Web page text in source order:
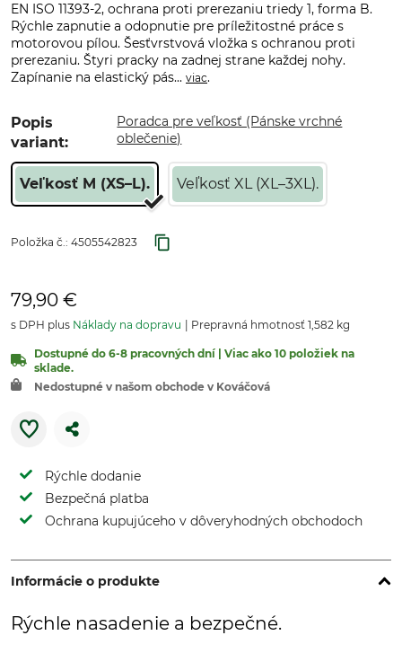
EN ISO 11393-2, ochrana proti prerezaniu triedy 1, forma B.
Rýchle zapnutie a odopnutie pre príležitostné práce s
motorovou pílou. Šesťvrstvová vložka s ochranou proti
prerezaniu. Štyri pracky na zadnej strane každej nohy.
Zapínanie na elastický pás... viac.
Popis
variant:
Poradca pre veľkosť (Pánske vrchné
oblečenie)
Veľkosť M (XS–L). Veľkosť XL (XL–3XL).
Položka č.: 4505542823
79,90 €
s DPH plus Náklady na dopravu Prepravná hmotnosť 1,582 kg
Dostupné do 6-8 pracovných dní | Viac ako 10 položiek na
sklade.
Nedostupné v našom obchode v Kováčová
Rýchle dodanie
Bezpečná platba
Ochrana kupujúceho v dôveryhodných obchodoch
Informácie o produkte
Rýchle nasadenie a bezpečné.